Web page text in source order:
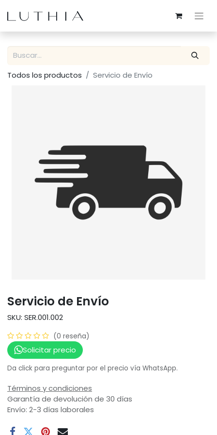
Todos los productos Servicio de Envío
Servicio de Envío
SKU: SER.001.002
(0 reseña)
Solicitar precio
Da click para preguntar por el precio vía WhatsApp.
Términos y condiciones
Garantía de devolución de 30 días
Envío: 2-3 días laborales